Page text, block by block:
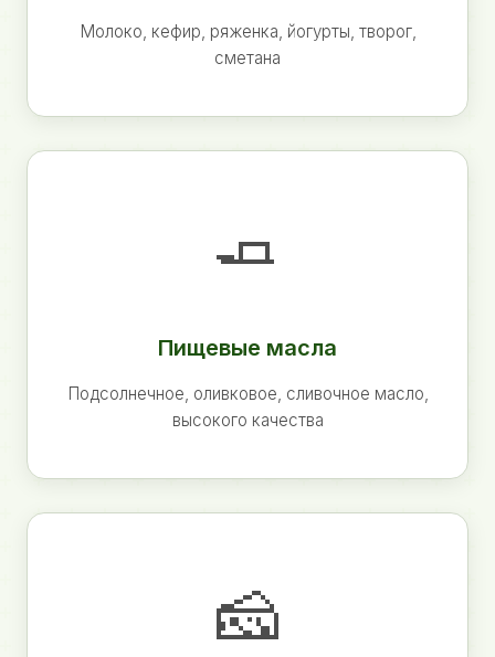
Молоко, кефир, ряженка, йогурты, творог,
сметана
🧈
Пищевые масла
Подсолнечное, оливковое, сливочное масло,
высокого качества
🧀